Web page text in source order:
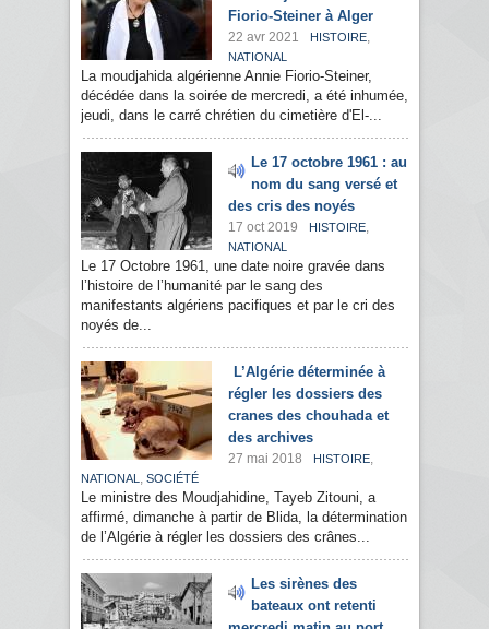
Fiorio-Steiner à Alger
22 avr 2021 HISTOIRE,
NATIONAL
La moudjahida algérienne Annie Fiorio-Steiner,
décédée dans la soirée de mercredi, a été inhumée,
jeudi, dans le carré chrétien du cimetière d'El-...
Le 17 octobre 1961 : au
nom du sang versé et
des cris des noyés
17 oct 2019 HISTOIRE,
NATIONAL
Le 17 Octobre 1961, une date noire gravée dans
l’histoire de l’humanité par le sang des
manifestants algériens pacifiques et par le cri des
noyés de...
L’Algérie déterminée à
régler les dossiers des
cranes des chouhada et
des archives
27 mai 2018 HISTOIRE,
NATIONAL , SOCIÉTÉ
Le ministre des Moudjahidine, Tayeb Zitouni, a
affirmé, dimanche à partir de Blida, la détermination
de l’Algérie à régler les dossiers des crânes...
Les sirènes des
bateaux ont retenti